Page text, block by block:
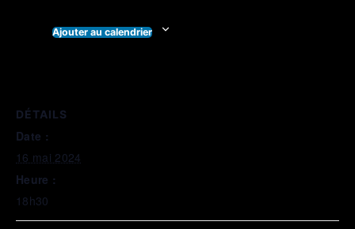
Ajouter au calendrier
DÉTAILS
Date :
16 mai 2024
Heure :
18h30